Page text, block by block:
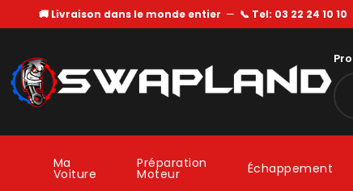
🚚 Livraison dans le monde entier — 📞 Tel: 03 22 24 10 10
Ma
Voiture
Préparation
Moteur Échappement